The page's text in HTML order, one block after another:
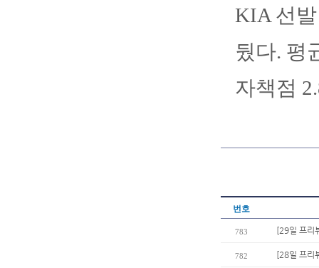
KIA 선
뒀다. 평
자책점
번호
783 [29일 프리
782 [28일 프리